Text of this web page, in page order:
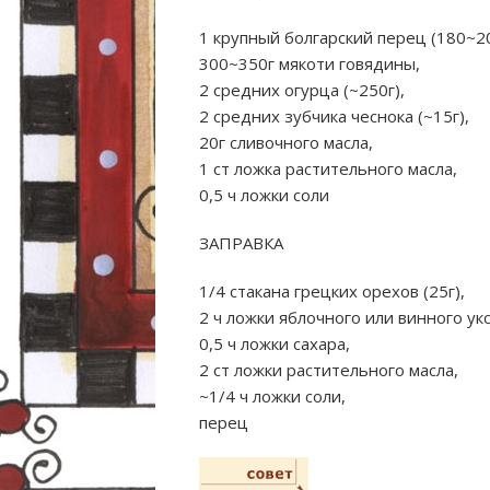
1 крупный болгарский перец
300~350г мякоти говядины,
2 средних огурца (~250г),
2 средних зубчика чеснока (~15г),
20г сливочного масла,
1 ст ложка растительного масла,
0,5 ч ложки соли
ЗАПРАВКА
1/4 стакана грецких орехов (25г),
2 ч ложки яблочного или винного
0,5 ч ложки сахара,
2 ст ложки растительного масла,
~1/4 ч ложки соли,
перец